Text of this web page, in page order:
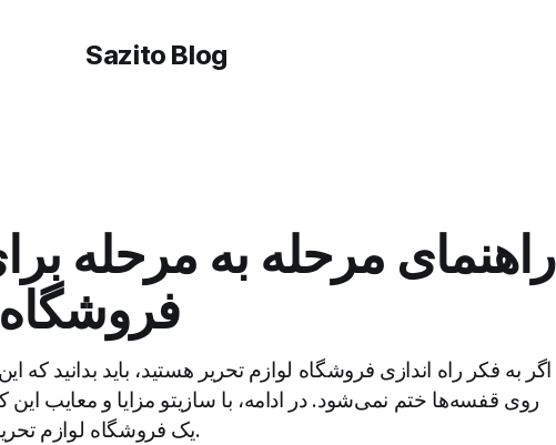
Sazito Blog
راهنمای مرحله به مرحله
فروشگاه
اگر به فکر راه اندازی فروشگاه لوازم تحریر هستید، باید بدانید که
روی قفسه‌ها ختم نمی‌شود. در ادامه، با سازیتو مزایا و معایب
یک فروشگاه لوازم تحریر را قدم به قدم مرور می‌کنیم.